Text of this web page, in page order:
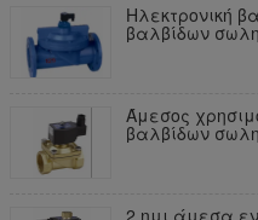
Ηλεκτρονική
βαλβίδων
Άμεσος
βαλβίδων
2 ημι άμεσα